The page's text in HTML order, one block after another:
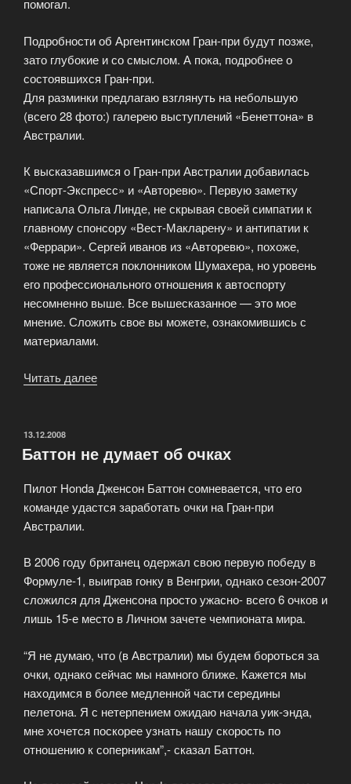
помогал.
Подробности об Аргентинском Гран-при будут позже,
зато глубокие и со смыслом. А пока, подробнее о
состоявшихся Гран-при.
Для разминки предлагаю взглянуть на небольшую
(всего 28 фото:) галерею выступлений «Бенеттона» в
Австралии.
К высказавшимся о Гран-при Австралии добавилась
«Спорт-Экспресс» и «Авторевю». Первую заметку
написала Ольга Линде, не скрывая своей симпатии к
главному спонсору «Вест-Макларену» и антипатии к
«Феррари». Сергей иванов из «Авторевю», похоже,
тоже не является поклонником Шумахера, но уровень
его профессионального отношения к автоспорту
несомненно выше. Все вышесказанное — это мое
мнение. Сложить свое вы можете, ознакомившись с
материалами.
Читать далее
ОПУБЛИКОВАНО
13.12.2008
Баттон не думает об очках
Пилот Honda Дженсон Баттон сомневается, что его
команде удастся заработать очки на Гран-при
Австралии.
В 2006 году британец одержал свою первую победу в
Формуле-1, выиграв гонку в Венгрии, однако сезон-2007
сложился для Дженсона просто ужасно- всего 6 очков и
лишь 15-е место в Личном зачете чемпионата мира.
“Я не думаю, что (в Австралии) мы будем бороться за
очки, однако сейчас мы намного ближе. Кажется мы
находимся в более медленной части середины
пелетона. Я с нетерпением ожидаю начала уик-энда,
мне хочется поскорее узнать нашу скорость по
отношению к соперникам”,- сказал Баттон.